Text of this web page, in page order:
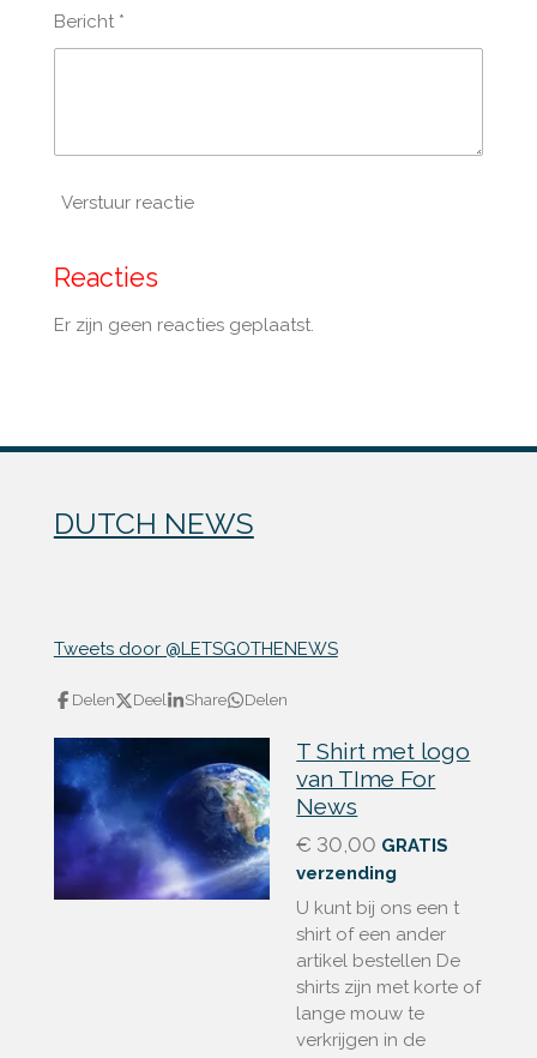
Bericht *
Verstuur reactie
Reacties
Er zijn geen reacties geplaatst.
DUTCH NEWS
Tweets door @LETSGOTHENEWS
Delen Deel Share Delen
T Shirt met logo
van TIme For
News
€ 30,00 GRATIS
verzending
U kunt bij ons een t
shirt of een ander
artikel bestellen De
shirts zijn met korte of
lange mouw te
verkrijgen in de